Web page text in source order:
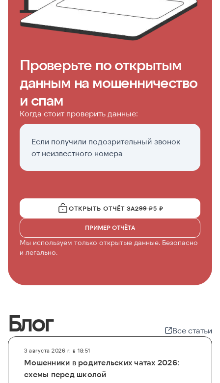
Проверьте по открытым
данным на мошенничество
и спам
Когда стоит проверить данные:
Если получили подозрительный звонок
от неизвестного номера
ОТКРЫТЬ ОТЧЁТ ЗА299 ₽5 ₽
ПРИМЕР ОТЧЁТА
Мы используем только открытые данные. Безопасно
и легально.
Блог Все статьи
3 августа 2026 г. в 18:51
Мошенники в родительских чатах 2026:
схемы перед школой